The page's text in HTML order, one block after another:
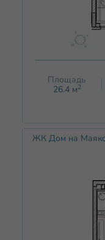
Площадь
26.4м2
ЖК Дом на